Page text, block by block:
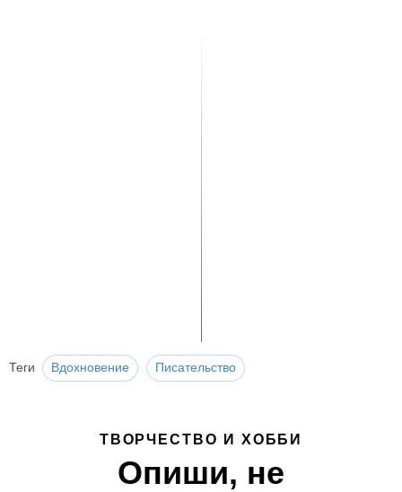
Теги Вдохновение Писательство
ТВОРЧЕСТВО И ХОББИ
Опиши, не